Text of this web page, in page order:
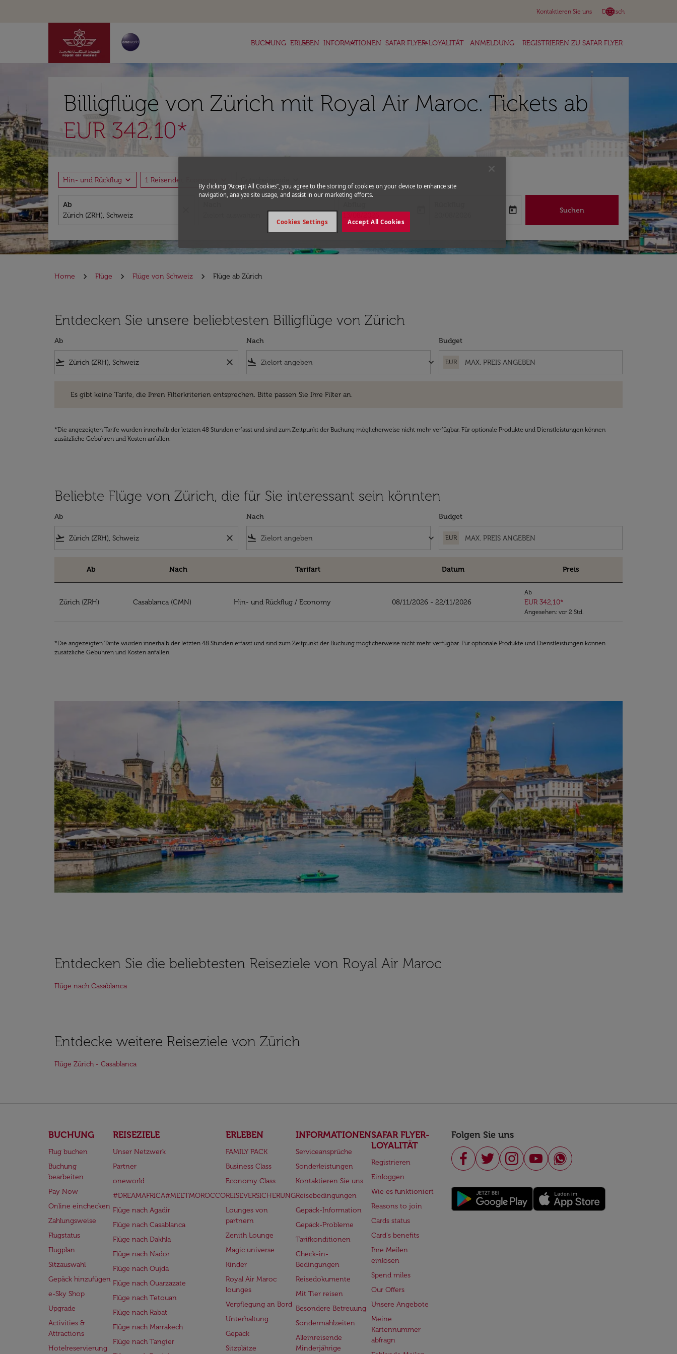
Kontaktieren Sie uns language
Deutsch
keyboard_arrow_down
BUCHUNG
keyboard_arrow_down ERLEBEN
keyboard_arrow_down INFORMATIONEN
keyboard_arrow_down SAFAR FLYER-LOYALITÄT
keyboard_arrow_down ANMELDUNG REGISTRIEREN ZU SAFAR FLYER
Billigflüge von Zürich mit Royal Air Maroc. Tickets ab
EUR 342,10*
Hin- und Rückflug expand_more 1 Reisender, Economy
Ab
fc-booking-departure-date-aria-labelfc-booking-return-date-aria-label
today Suchen
Home Flüge Flüge von Schweiz Flüge ab Zürich
Entdecken Sie unsere beliebtesten Billigflüge von Zürich
Ab
flight_takeoff close
Nach
flight_land keyboard_arrow_down
Budget
EUR
Es gibt keine Tarife, die Ihren Filterkriterien entsprechen. Bitte passen Sie Ihre Filter an.
*Die angezeigten Tarife wurden innerhalb der letzten 48 Stunden erfasst und sind zum Zeitpunkt der Buchung möglicherweise nicht mehr verfügbar. Für optionale Produkte und Dienstleistungen können
zusätzliche Gebühren und Kosten anfallen.
Beliebte Flüge von Zürich, die für Sie interessant sein könnten
Ab
flight_takeoff close
Nach
flight_land keyboard_arrow_down
Budget
EUR
Ab Nach Tarifart Datum Preis
Zürich (ZRH) Casablanca (CMN) Hin- und Rückflug / Economy 08/11/2026 - 22/11/2026
Ab
EUR 342,10*
Angesehen: vor 2 Std.
*Die angezeigten Tarife wurden innerhalb der letzten 48 Stunden erfasst und sind zum Zeitpunkt der Buchung möglicherweise nicht mehr verfügbar. Für optionale Produkte und Dienstleistungen können
zusätzliche Gebühren und Kosten anfallen.
Entdecken Sie die beliebtesten Reiseziele von Royal Air Maroc
Flüge nach Casablanca
Entdecke weitere Reiseziele von Zürich
Flüge Zürich - Casablanca
BUCHUNG
Flug buchen
Buchung
bearbeiten
Pay Now
Online einchecken
Zahlungsweise
Flugstatus
Flugplan
Sitzauswahl
Gepäck hinzufügen
e-Sky Shop
Upgrade
Activities &
Attractions
Hotelreservierung
REISEZIELE
Unser Netzwerk
Partner
oneworld
#DREAMAFRICA#MEETMOROCCO
Flüge nach Agadir
Flüge nach Casablanca
Flüge nach Dakhla
Flüge nach Nador
Flüge nach Oujda
Flüge nach Ouarzazate
Flüge nach Tetouan
Flüge nach Rabat
Flüge nach Marrakech
Flüge nach Tangier
ERLEBEN
FAMILY PACK
Business Class
Economy Class
REISEVERSICHERUNG
Lounges von
partnern
Zenith Lounge
Magic universe
Kinder
Royal Air Maroc
lounges
Verpflegung an Bord
Unterhaltung
Gepäck
Sitzplätze
INFORMATIONEN
Serviceansprüche
Sonderleistungen
Kontaktieren Sie uns
Reisebedingungen
Gepäck-Information
Gepäck-Probleme
Tarifkonditionen
Check-in-
Bedingungen
Reisedokumente
Mit Tier reisen
Besondere Betreuung
Sondermahlzeiten
Alleinreisende
Minderjährige
SAFAR FLYER-
LOYALITÄT
Registrieren
Einloggen
Wie es funktioniert
Reasons to join
Cards status
Card's benefits
Ihre Meilen
einlösen
Spend miles
Our Offers
Unsere Angebote
Meine
Kartennummer
abfragn
Folgen Sie uns
By clicking “Accept All Cookies”, you agree to the storing of cookies on your device to enhance site
navigation, analyze site usage, and assist in our marketing efforts.
Accept All Cookies
Cookies Settings